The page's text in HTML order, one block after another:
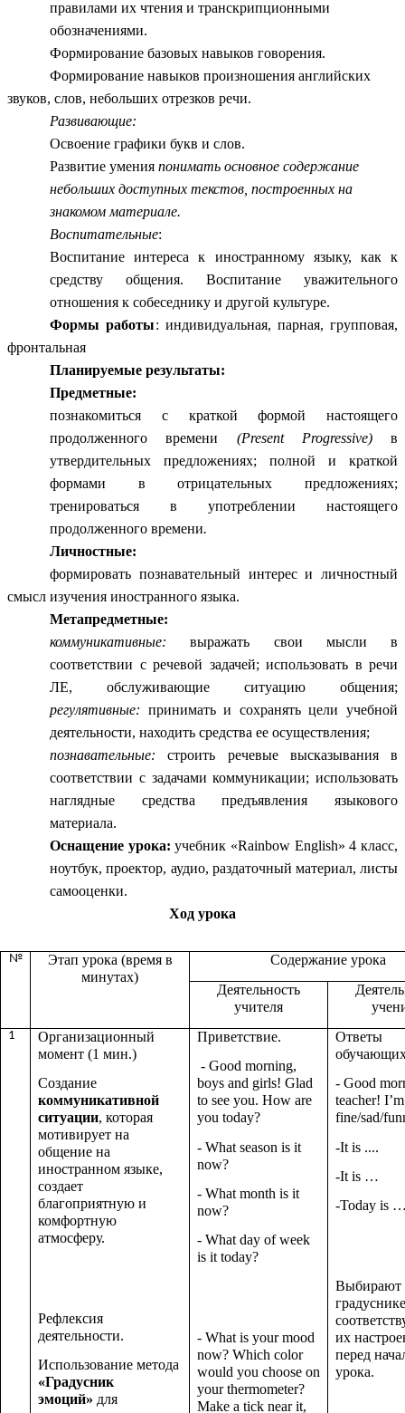
правилами их чтения и транскрипционными
обозначениями.
Формирование базовых навыков говорения.
Формирование навыков произношения английских
звуков, слов, небольших отрезков речи.
Развивающие:
Освоение графики букв и слов.
Развитие уменияпонимать основное содержание
небольших доступных текстов, построенных на
знакомом материале.
Воспитательные:
Воспитание интереса к иностранному языку, как к
средству общения. Воспитание уважительного
отношения к собеседнику и другой культуре.
Формы работы: индивидуальная, парная, групповая,
фронтальная
Планируемые результаты:
Предметные:
познакомиться с краткой формой настоящего
продолженного времени (Present Progressive)в
утвердительных предложениях; полной и краткой
формами в отрицательных предложениях;
тренироваться в употреблении настоящего
продолженного времени.
Личностные:
формировать познавательный интерес и личностный
смысл изучения иностранного языка.
Метапредметные:
коммуникативные: выражать свои мысли в
соответствии с речевой задачей; использовать в речи
ЛЕ, обслуживающие ситуацию общения;
регулятивные: принимать и сохранять цели учебной
деятельности, находить средства ее осуществления;
познавательные: строить речевые высказывания в
соответствии с задачами коммуникации; использовать
наглядные средства предъявления языкового
материала.
Оснащение урока:учебник «Rainbow English» 4 класс,
ноутбук, проектор, аудио, раздаточный материал, листы
самооценки.
Ход урока
№
Этап урока (время в
минутах)
Содержание урока
Деятельность
учителя
1
Организационный
момент (1 мин.)
Создание
коммуникативной
ситуации, которая
мотивирует на
общение на
иностранном языке,
создает
благоприятную и
комфортную
атмосферу.
Рефлексия
деятельности.
Использование метода
«Градусник
эмоций» для
Приветствие.
- Good morning,
boys and girls! Glad
to see you. How are
you today?
- What season is it
now?
- What month is it
now?
- What day of week
is it today?
- What is your mood
now? Which color
would you choose on
your thermometer?
Make a tick near it,
Ответы
- Good
teacher! I’m
fine/sad/
-It is ....
-It is …
-Today is
Выбирают
их
перед
урока.